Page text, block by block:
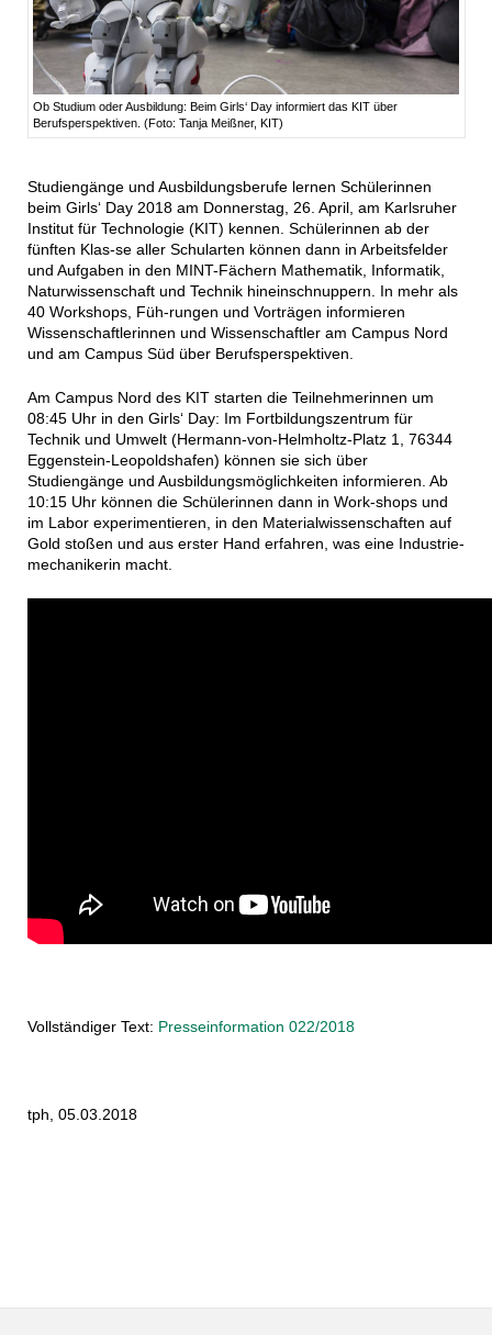
Ob Studium oder Ausbildung: Beim Girls‘ Day informiert das KIT über
Berufsperspektiven. (Foto: Tanja Meißner, KIT)
Studiengänge und Ausbildungsberufe lernen Schülerinnen
beim Girls‘ Day 2018 am Donnerstag, 26. April, am Karlsruher
Institut für Technologie (KIT) kennen. Schülerinnen ab der
fünften Klas-se aller Schularten können dann in Arbeitsfelder
und Aufgaben in den MINT-Fächern Mathematik, Informatik,
Naturwissenschaft und Technik hineinschnuppern. In mehr als
40 Workshops, Füh-rungen und Vorträgen informieren
Wissenschaftlerinnen und Wissenschaftler am Campus Nord
und am Campus Süd über Berufsperspektiven.
Am Campus Nord des KIT starten die Teilnehmerinnen um
08:45 Uhr in den Girls‘ Day: Im Fortbildungszentrum für
Technik und Umwelt (Hermann-von-Helmholtz-Platz 1, 76344
Eggenstein-Leopoldshafen) können sie sich über
Studiengänge und Ausbildungsmöglichkeiten informieren. Ab
10:15 Uhr können die Schülerinnen dann in Work-shops und
im Labor experimentieren, in den Materialwissenschaften auf
Gold stoßen und aus erster Hand erfahren, was eine Industrie-
mechanikerin macht.
Vollständiger Text: Presseinformation 022/2018
tph, 05.03.2018